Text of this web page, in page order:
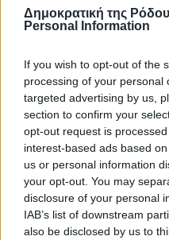
Δημοκρατική της
Personal Information
If you wish to opt-out of the
processing of your personal
targeted advertising by us,
section to confirm your
opt-out request is
interest-based ads based
us or personal information
your opt-out. You may
disclosure of your personal
IAB’s list of downstream
also be disclosed by us to